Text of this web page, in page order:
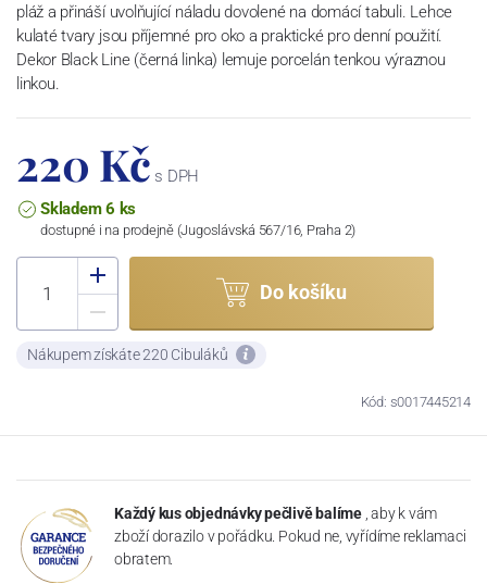
pláž a přináší uvolňující náladu dovolené na domácí tabuli. Lehce
kulaté tvary jsou příjemné pro oko a praktické pro denní použití.
Dekor Black Line (černá linka) lemuje porcelán tenkou výraznou
linkou.
220 Kč s DPH
Skladem 6 ks
dostupné i na prodejně (Jugoslávská 567/16, Praha 2)
Do košíku
Nákupem získáte 220 Cibuláků
Kód: s0017445214
Každý kus objednávky pečlivě balíme , aby k vám
zboží dorazilo v pořádku. Pokud ne, vyřídíme reklamaci
obratem.